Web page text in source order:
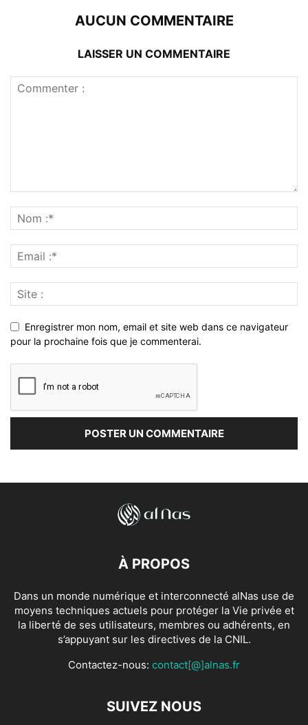
AUCUN COMMENTAIRE
LAISSER UN COMMENTAIRE
Enregistrer mon nom, email et site web dans ce navigateur
pour la prochaine fois que je commenterai.
À PROPOS
Dans un monde numérique et interconnecté alNas use de
moyens techniques actuels pour protéger la Vie privée et
la liberté de ses utilisateurs, membres ou adhérents, en
s’appuyant sur les directives de la CNIL.
Contactez-nous: contact[@]alnas.fr
SUIVEZ NOUS